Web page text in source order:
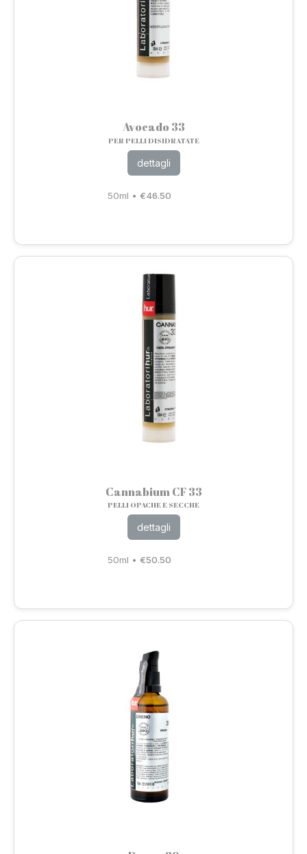
Avocado 33
PER PELLI DISIDRATATE
dettagli
50ml •€46.50
Cannabium CF 33
PELLI OPACHE E SECCHE
dettagli
50ml •€50.50